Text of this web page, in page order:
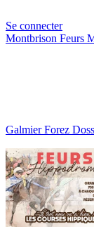
Se connecter
Montbrison Feurs
GalmierForez